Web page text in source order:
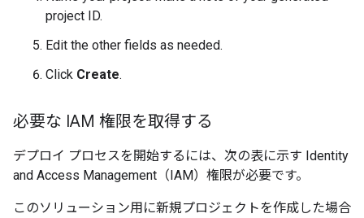
project ID.
Edit the other fields as needed.
Click Create.
必要な IAM 権限を取得する
デプロイ プロセスを開始するには、次の表に示す Identity
and Access Management（IAM）権限が必要です。
このソリューション用に新規プロジェクトを作成した場合